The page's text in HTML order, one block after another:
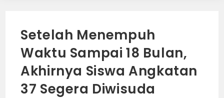
Setelah Menempuh
Waktu Sampai 18 Bulan,
Akhirnya Siswa Angkatan
37 Segera Diwisuda